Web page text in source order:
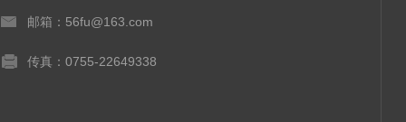
邮箱：56fu@163.com
传真：0755-22649338